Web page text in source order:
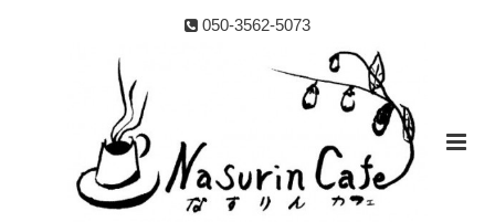
050-3562-5073